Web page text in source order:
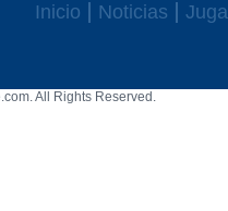
Inicio Noticias
All Rights Reserved.